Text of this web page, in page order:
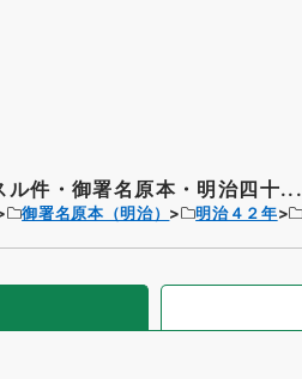
ル件・御署名原本・明治四十...
御署名原本（明治） 明治４２年